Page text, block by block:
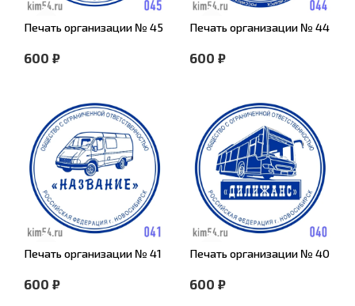
Печать организации № 45
600 ₽
Печать организации № 44
600 ₽
Печать организации № 41
600 ₽
Печать организации № 40
600 ₽